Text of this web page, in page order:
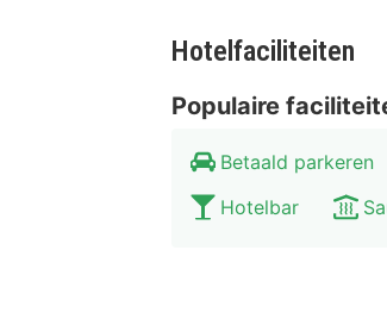
Hotelfaciliteiten
Populaire
Betaald parkeren
Hotelbar